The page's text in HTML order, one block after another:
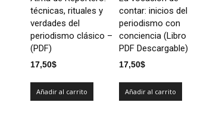
técnicas, rituales y
verdades del
periodismo clásico –
(PDF)
17,50$
Añadir al carrito
contar: inicios del
periodismo con
conciencia (Libro
PDF Descargable)
17,50$
Añadir al carrito